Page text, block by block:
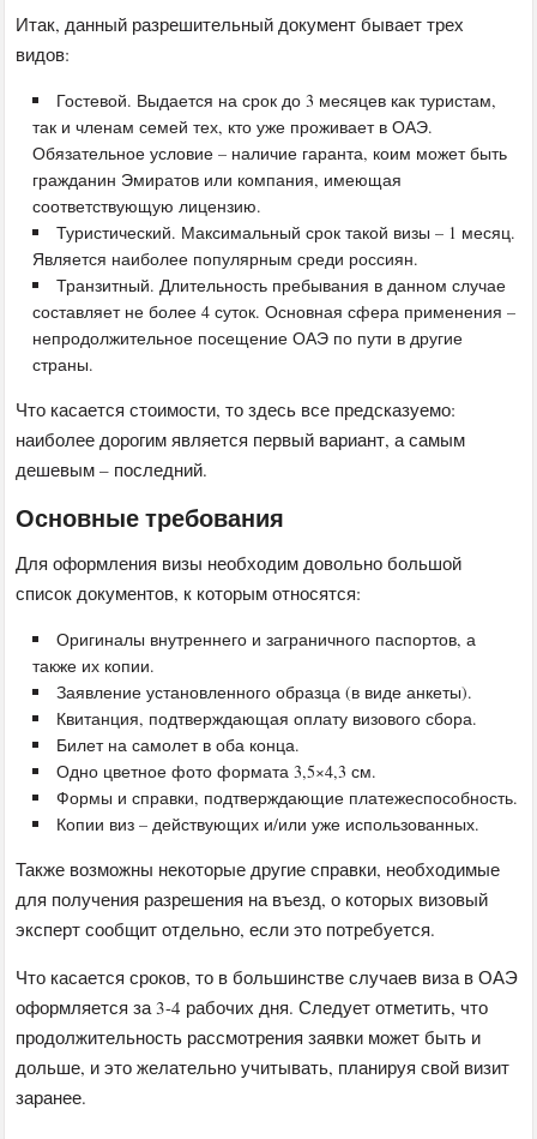
Итак, данный разрешительный документ бывает трех
видов:
Гостевой. Выдается на срок до 3 месяцев как туристам,
так и членам семей тех, кто уже проживает в ОАЭ.
Обязательное условие – наличие гаранта, коим может быть
гражданин Эмиратов или компания, имеющая
соответствующую лицензию.
Туристический. Максимальный срок такой визы – 1 месяц.
Является наиболее популярным среди россиян.
Транзитный. Длительность пребывания в данном случае
составляет не более 4 суток. Основная сфера применения –
непродолжительное посещение ОАЭ по пути в другие
страны.
Что касается стоимости, то здесь все предсказуемо:
наиболее дорогим является первый вариант, а самым
дешевым – последний.
Основные требования
Для оформления визы необходим довольно большой
список документов, к которым относятся:
Оригиналы внутреннего и заграничного паспортов, а
также их копии.
Заявление установленного образца (в виде анкеты).
Квитанция, подтверждающая оплату визового сбора.
Билет на самолет в оба конца.
Одно цветное фото формата 3,5×4,3 см.
Формы и справки, подтверждающие платежеспособность.
Копии виз – действующих и/или уже использованных.
Также возможны некоторые другие справки, необходимые
для получения разрешения на въезд, о которых визовый
эксперт сообщит отдельно, если это потребуется.
Что касается сроков, то в большинстве случаев виза в ОАЭ
оформляется за 3-4 рабочих дня. Следует отметить, что
продолжительность рассмотрения заявки может быть и
дольше, и это желательно учитывать, планируя свой визит
заранее.